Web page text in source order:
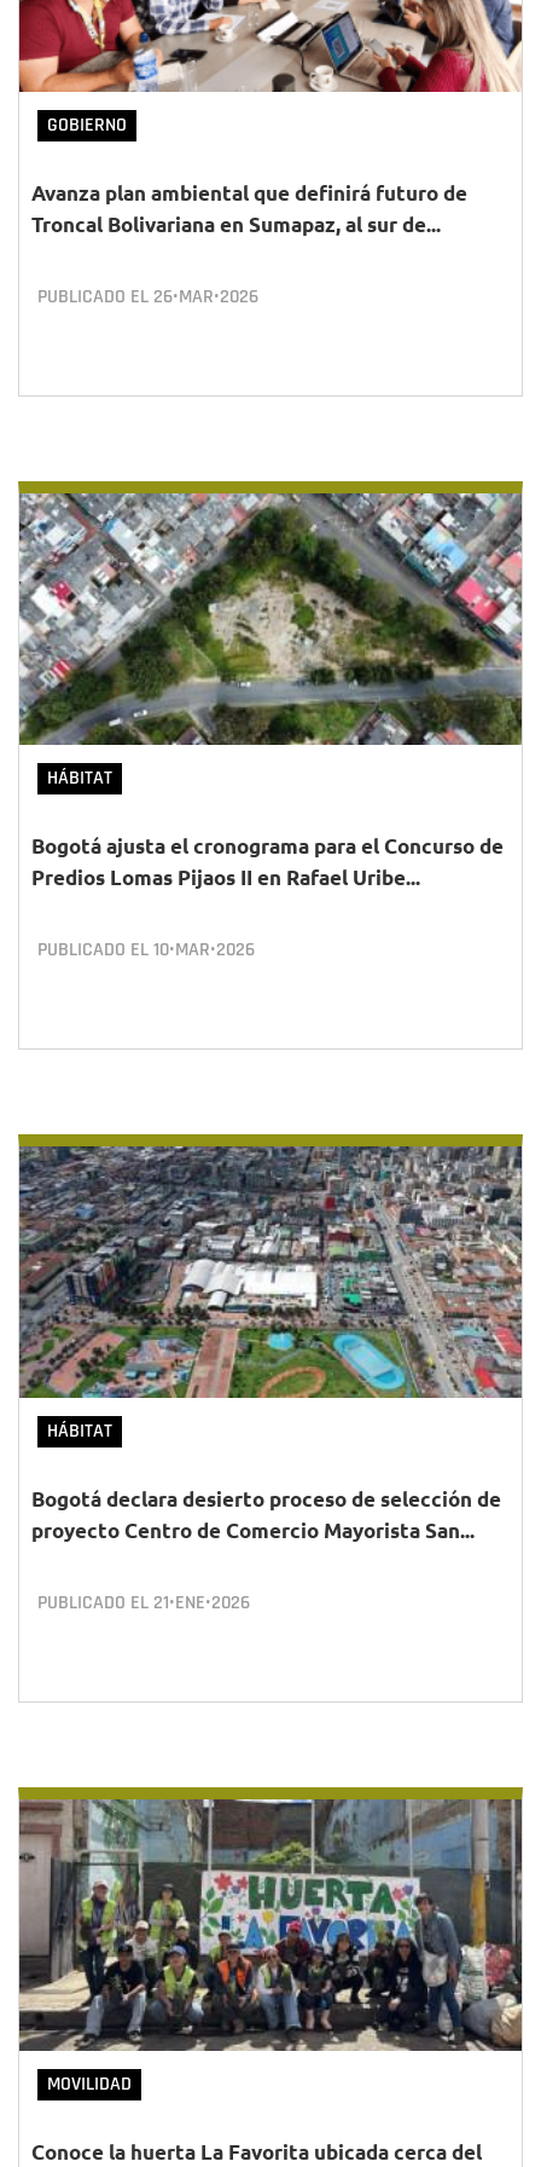
GOBIERNO
Avanza plan ambiental que definirá futuro de
Troncal Bolivariana en Sumapaz, al sur de...
PUBLICADO EL 26•MAR•2026
HÁBITAT
Bogotá ajusta el cronograma para el Concurso de
Predios Lomas Pijaos II en Rafael Uribe...
PUBLICADO EL10•MAR•2026
HÁBITAT
Bogotá declara desierto proceso de selección de
proyecto Centro de Comercio Mayorista San...
PUBLICADO EL 21•ENE•2026
MOVILIDAD
Conoce la huerta La Favorita ubicada cerca del